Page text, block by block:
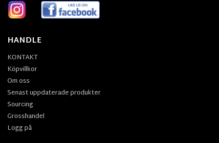
HANDLE
KONTAKT
Köpvillkor
Om oss
Senast uppdaterade produkter
Sourcing
Grosshandel
Logg på